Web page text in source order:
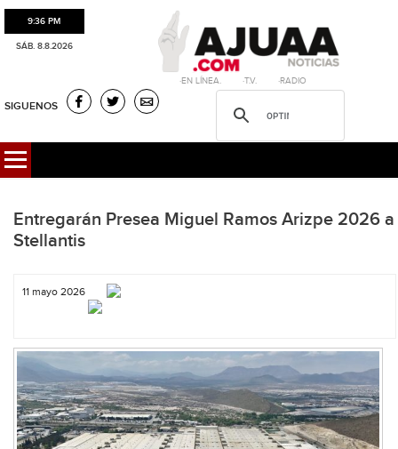
9:36 PM
SÁB. 8.8.2026
·EN LÍNEA. ·T.V. ·RADIO
SIGUENOS
Entregarán Presea Miguel Ramos Arizpe 2026 a
Stellantis
11 mayo 2026